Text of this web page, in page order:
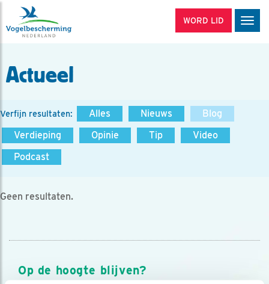
WORD LID
Actueel
Verfijn resultaten: Alles Nieuws
Blog
Verdieping
Opinie Tip
Video
Podcast
Geen resultaten.
Op de hoogte blijven?